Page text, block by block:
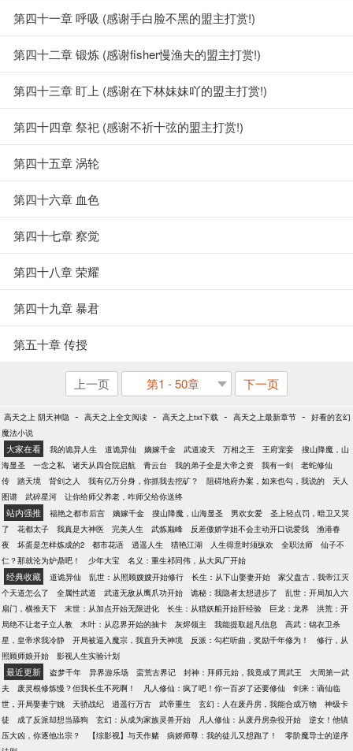
第四十一章 呼吸 (感谢手白脸不黑的盟主打赏!)
第四十二章 锻炼 (感谢fisher慢渔夫的盟主打赏!)
第四十三章 盯上 (感谢在下林妹妹吖的盟主打赏!)
第四十四章 祭祀 (感谢不祈十弦的盟主打赏!)
第四十五章 涡轮
第四十六章 血色
第四十七章 察觉
第四十八章 荣耀
第四十九章 暴君
第五十章 传授
上一页 第1 - 50章 下一页
高天之上 阴天神隐 - 高天之上全文阅读 - 高天之上txt下载 - 高天之上最新章节 - 好看的玄幻
魔法小说
大家在看 我的诡异人生 道诡异仙 嫡嫁千金 武道凌天 万相之王 王府宠妾
搜山降魔，山
海显圣
一念之私 诸天从四合院启航 青云台 我的弟子全是大帝之资 我有一剑
老蛇修仙
传
踏天境 背剑之人 我有亿万分身，你抓我去挖矿？ 阻碍地府办案，如来也勾，我说的
天人
图谱
武碎星河 让你给师父养老，咋师父给你送终
站内强推 福艳之都市后宫 嫡嫁千金 搜山降魔，山海显圣 男欢女爱
圣上轻点罚，暗卫又哭
了
花都太子 我真是大神医 完美人生 武炼巅峰 反差傲娇学姐不会主动开口说爱我
渔港春
夜
坏蛋是怎样炼成的2 都市花语 逍遥人生 猎艳江湖 人生得意时须纵欢 全职法师
仙子不
仁？那就沦为炉鼎吧！
少年大宝 名义：重生祁同伟，从大风厂开始
经典收藏 道诡异仙 乱世：从照顾嫂嫂开始修行 长生：从下山娶妻开始
家父盘古，我帝江灭
个天道怎么了
全属性武道 武道无敌从鹰爪功开始 诡秘：我隐者太想进步了
乱世：开局加入六
扇门，横推天下
末世：从加点开始无限进化 长生：从猎妖船开始肝经验 巨龙：龙界
洪荒：开
局绝不让老子立人教
木叶：从忍界开始的抽卡 灰烬领主 我能提取超凡信息
高武：锦衣卫杀
星，皇帝求我冷静
开局被逼入魔宗，我直升天神境 反派：勾栏听曲，奖励千年修为！
修行，从
照顾师娘开始
影视人生实验计划
最近更新 盗梦千年 异界游乐场 蛮荒古界记 封神：拜师元始，我竟成了周武王
大周第一武
夫
废灵根修炼慢？但我长生不死啊！ 凡人修仙：疯了吧！你一百岁了还要修仙
剑来：谪仙临
世，开局娶妻宁姚
天骄战纪 逍遥行万古 武帝重生 玄幻：人在废丹房，我能合成万物
神级卡
徒
成了反派却想当舔狗 玄幻：从成为家族灵兽开始 凡人修仙：从废丹房杂役开始
逆女！他镇
压大凶，你逐他出宗？
【综影视】与天作赌 病娇师尊：我的徒儿又想跑了！
零阶魔导士的逆序